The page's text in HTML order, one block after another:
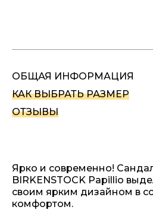
ОБЩАЯ ИНФОРМАЦИЯ
КАК ВЫБРАТЬ РАЗМЕР
ОТЗЫВЫ
Ярко и современно!
BIRKENSTOCK Papillio
своим ярким дизайном в
комфортом.